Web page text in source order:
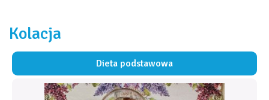
Kolacja
Dieta podstawowa